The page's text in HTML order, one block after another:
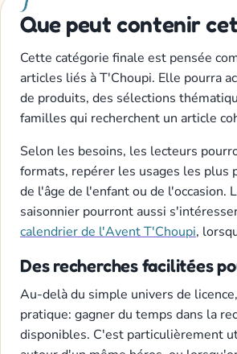
Que peut contenir
Cette catégorie finale est pensée
articles liés à T'Choupi. Elle pourra
de produits, des sélections
familles qui recherchent un article
Selon les besoins, les lecteurs
formats, repérer les usages les
de l'âge de l'enfant ou de l'occasion.
saisonnier pourront aussi
calendrier de l'Avent T'Choupi,
Des recherches facilitées
Au-delà du simple univers de
pratique: gagner du temps dans la
disponibles. C'est particulièrement